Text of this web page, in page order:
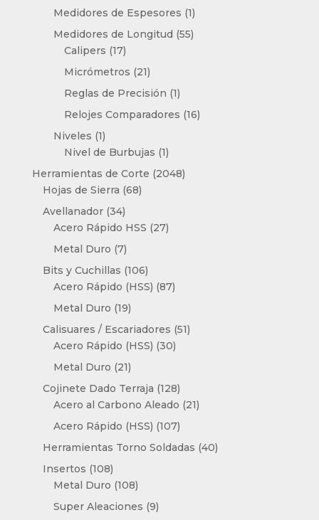
productos
Medidores de Espesores 11
producto
Medidores de Longitud 5555
Calipers 1717
productos
Micrómetros 2121
productos
Reglas de Precisión 11
producto
Relojes Comparadores 1616
Niveles 11
producto
Nivel de Burbujas 11
producto
Herramientas de Corte 20482048
Hojas de Sierra 6868
Avellanador 3434
productos
Acero Rápido HSS 2727
Metal Duro 77
productos
Bits y Cuchillas 106106
productos
Acero Rápido (HSS) 8787
Metal Duro 1919
productos
Calisuares / Escariadores 5151
Acero Rápido (HSS) 3030
Metal Duro 2121
productos
Cojinete Dado Terraja 128128
productos
Acero al Carbono Aleado 2121
Acero Rápido (HSS) 107107
productos
Herramientas Torno Soldadas 4040
Insertos 108108
productos
Metal Duro 108108
productos
Super Aleaciones 99